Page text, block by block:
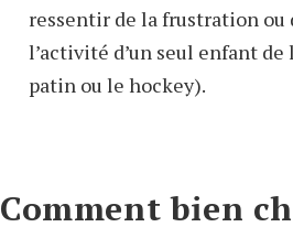
ressentir de la frustration
l’activité d’un seul enfant de
patin ou le hockey).
Comment bien